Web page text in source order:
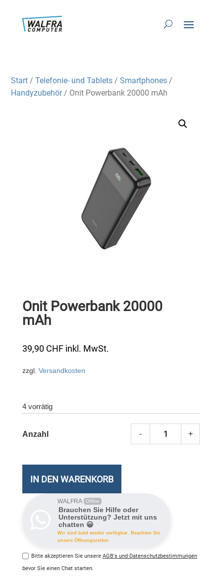
Start /Telefonie- und Tablets /Smartphones /
Handyzubehör/ Onit Powerbank 20000 mAh
Onit Powerbank 20000
mAh
39,90 CHF inkl. MwSt.
zzgl. Versandkosten
4 vorrätig
- +
IN DEN WARENKORB
WALFRA Offline
Brauchen Sie Hilfe oder
Unterstützung? Jetzt mit uns
chatten 😀
Wir sind bald wieder verfügbar. Beachten Sie
unsere Öffnungszeiten.
Bitte akzeptieren Sie unsere AGB's und Datenschutzbestimmungen
bevor Sie einen Chat starten.